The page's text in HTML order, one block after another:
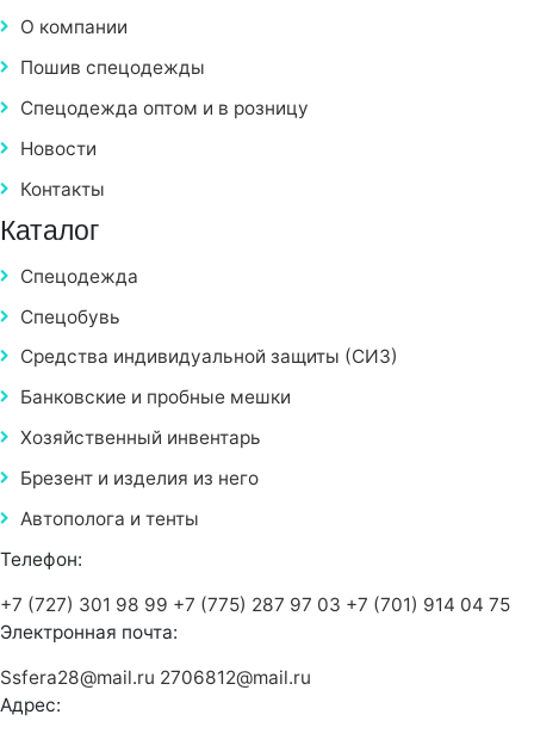
О компании
Пошив спецодежды
Спецодежда оптом и в розницу
Новости
Контакты
Каталог
Спецодежда
Спецобувь
Средства индивидуальной защиты (СИЗ)
Банковские и пробные мешки
Хозяйственный инвентарь
Брезент и изделия из него
Автополога и тенты
Телефон:
+7 (727) 301 98 99 +7 (775) 287 97 03 +7 (701) 914 04 75
Электронная почта:
Ssfera28@mail.ru 2706812@mail.ru
Адрес: